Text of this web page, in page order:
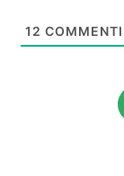
12 COMMENTI